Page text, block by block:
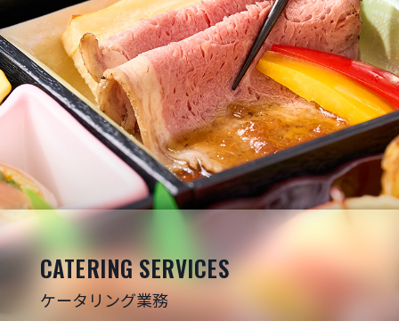
CATERING SERVICES
ケータリング業務